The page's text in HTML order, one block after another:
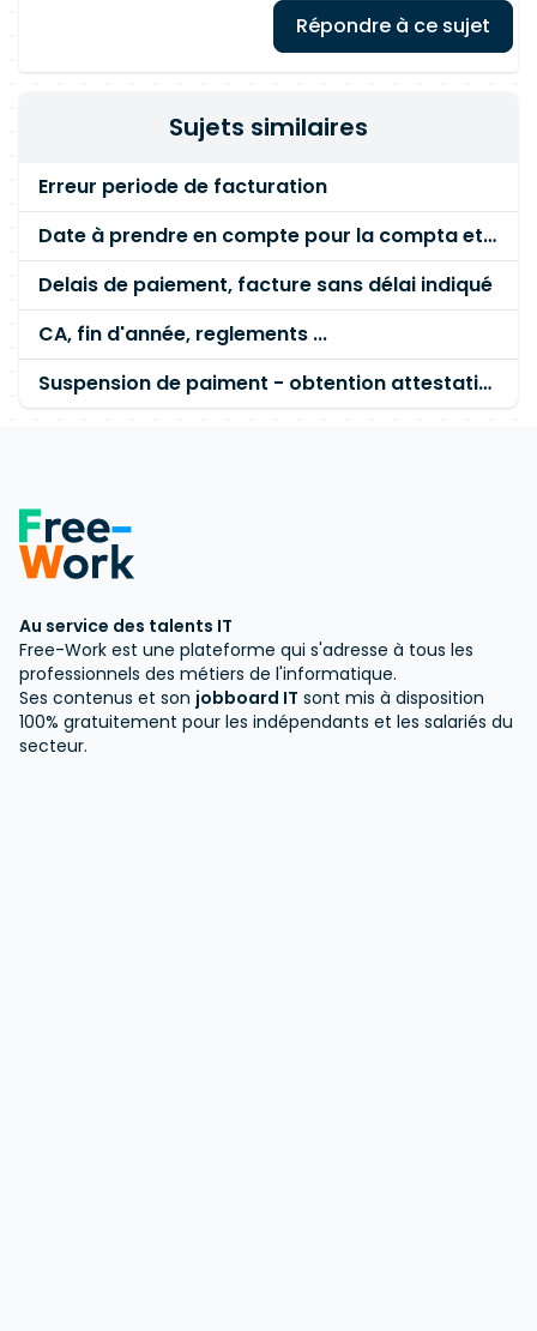
Répondre à ce sujet
Sujets similaires
Erreur periode de facturation
Date à prendre en compte pour la compta et la TVA en cas de créance dette ?
Delais de paiement, facture sans délai indiqué
CA, fin d'année, reglements ...
Suspension de paiment - obtention attestation de vigilance
Au service des talents IT
Free-Work est une plateforme qui s'adresse à tous les
professionnels des métiers de l'informatique.
Ses contenus et son jobboard IT sont mis à disposition
100% gratuitement pour les indépendants et les salariés du
secteur.